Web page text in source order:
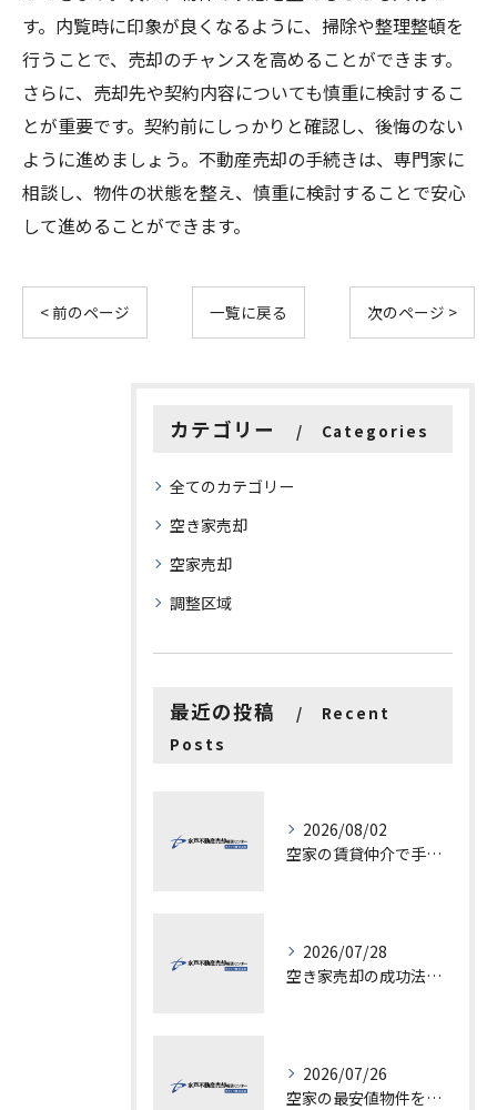
す。内覧時に印象が良くなるように、掃除や整理整頓を
行うことで、売却のチャンスを高めることができます。
さらに、売却先や契約内容についても慎重に検討するこ
とが重要です。契約前にしっかりと確認し、後悔のない
ように進めましょう。不動産売却の手続きは、専門家に
相談し、物件の状態を整え、慎重に検討することで安心
して進めることができます。
< 前のページ 一覧に戻る 次のページ >
カテゴリー Categories
全てのカテゴリー
空き家売却
空家売却
調整区域
最近の投稿
Recent
Posts
2026/08/02
空家の賃貸仲介で手数料と上限を徹底解説し200万円物件の注意点も紹介
2026/07/28
空き家売却の成功法と注意点
2026/07/26
空家の最安値物件を茨城県水戸市つくば市で探す方法と賢い売却ポイントを徹底解説